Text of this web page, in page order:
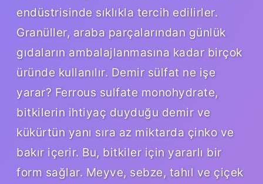
endüstrisinde sıklıkla tercih edilirler.
Granüller, araba parçalarından günlük
gıdaların ambalajlanmasına kadar birçok
üründe kullanılır. Demir sülfat ne işe
yarar? Ferrous sulfate monohydrate,
bitkilerin ihtiyaç duyduğu demir ve
kükürtün yanı sıra az miktarda çinko ve
bakır içerir. Bu, bitkiler için yararlı bir
form sağlar. Meyve, sebze, tahıl ve çiçek